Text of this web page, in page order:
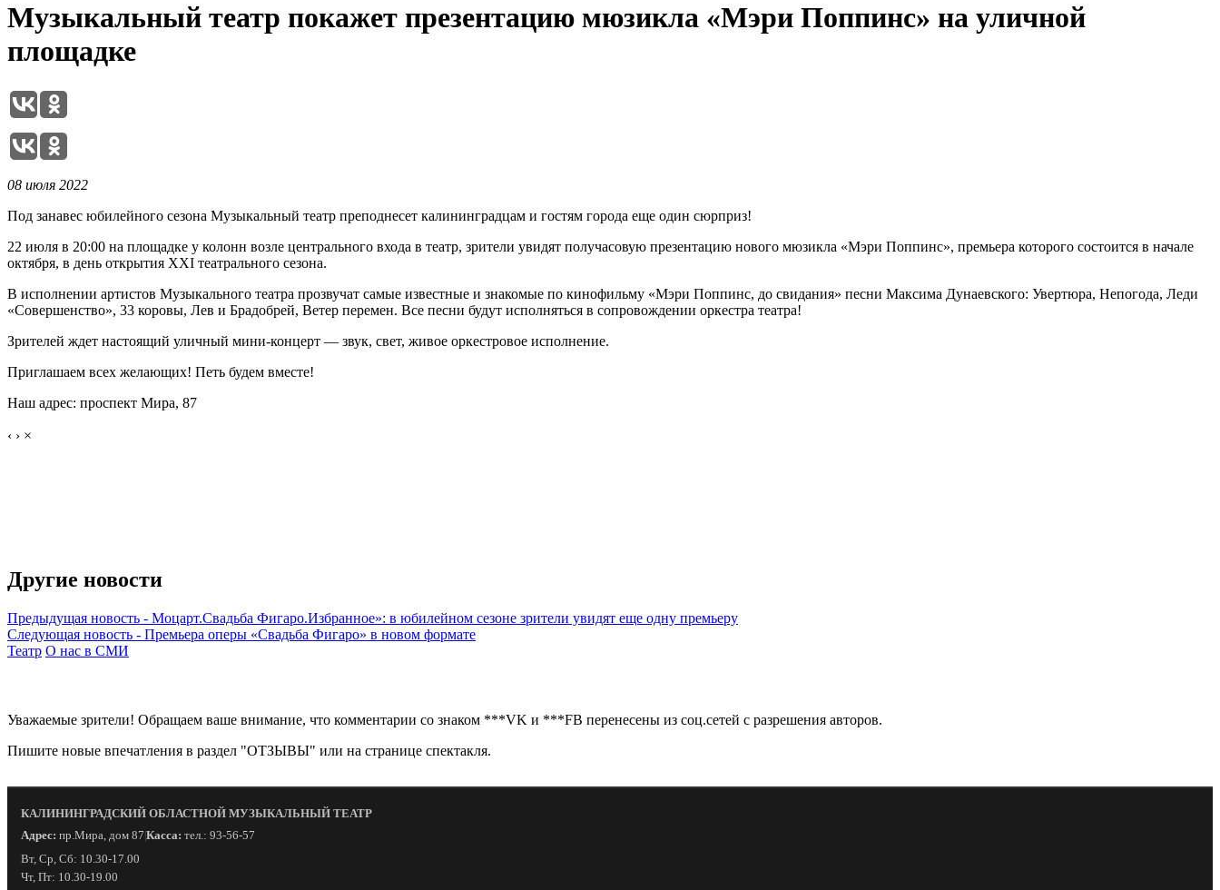
Музыкальный театр покажет презентацию мюзикла «Мэри Поппинс» на уличной
площадке
08 июля 2022
Под занавес юбилейного сезона Музыкальный театр преподнесет калининградцам и гостям города еще один сюрприз!
22 июля в 20:00 на площадке у колонн возле центрального входа в театр, зрители увидят получасовую презентацию нового мюзикла «Мэри Поппинс», премьера которого состоится в начале
октября, в день открытия ХХI театрального сезона.
В исполнении артистов Музыкального театра прозвучат самые известные и знакомые по кинофильму «Мэри Поппинс, до свидания» песни Максима Дунаевского: Увертюра, Непогода, Леди
«Совершенство», 33 коровы, Лев и Брадобрей, Ветер перемен. Все песни будут исполняться в сопровождении оркестра театра!
Зрителей ждет настоящий уличный мини-концерт — звук, свет, живое оркестровое исполнение.
Приглашаем всех желающих! Петь будем вместе!
Наш адрес: проспект Мира, 87
‹ › ×
Другие новости
Предыдущая новость - Моцарт.Свадьба Фигаро.Избранное»: в юбилейном сезоне зрители увидят еще одну премьеру
Следующая новость - Премьера оперы «Свадьба Фигаро» в новом формате
Театр О нас в СМИ
Уважаемые зрители! Обращаем ваше внимание, что комментарии со знаком ***VK и ***FB перенесены из соц.сетей с разрешения авторов.
Пишите новые впечатления в раздел "ОТЗЫВЫ" или на странице спектакля.
КАЛИНИНГРАДСКИЙ ОБЛАСТНОЙ МУЗЫКАЛЬНЫЙ ТЕАТР
Адрес: пр.Мира, дом 87|Касса: тел.: 93-56-57
Вт, Ср, Сб: 10.30-17.00
Чт, Пт: 10.30-19.00